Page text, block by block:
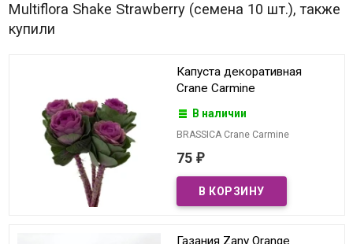
Multiflora Shake Strawberry (семена 10 шт.), также
купили
Капуста декоративная
Crane Carmine
В наличии
BRASSICA Crane Carmine
75 ₽
Газания Zany Orange